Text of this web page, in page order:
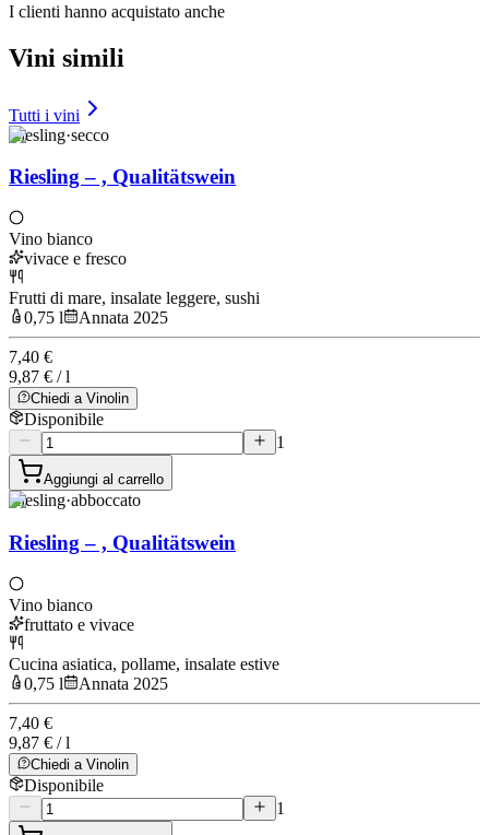
I clienti hanno acquistato anche
Vini simili
Tutti i vini
Riesling·secco
Riesling – , Qualitätswein
Vino bianco
vivace e fresco
Frutti di mare, insalate leggere, sushi
0,75 l
Annata 2025
7,40 €
9,87 € / l
Chiedi a Vinolin
Disponibile
1
Aggiungi al carrello
Riesling·abboccato
Riesling – , Qualitätswein
Vino bianco
fruttato e vivace
Cucina asiatica, pollame, insalate estive
0,75 l
Annata 2025
7,40 €
9,87 € / l
Chiedi a Vinolin
Disponibile
1